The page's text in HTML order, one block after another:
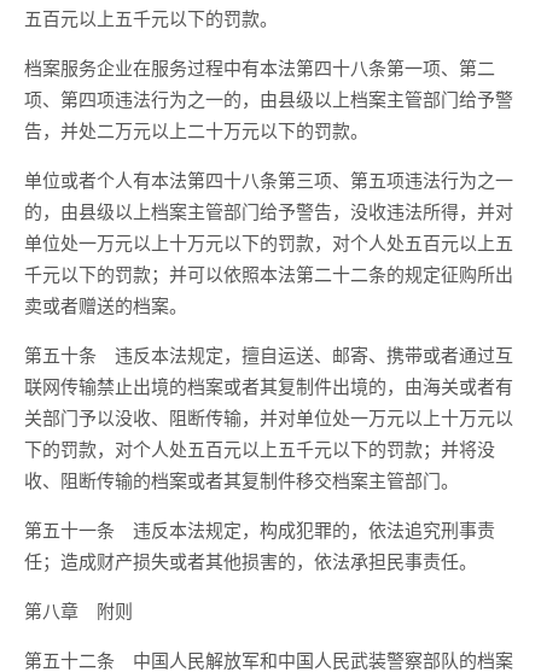
五百元以上五千元以下的罚款。
档案服务企业在服务过程中有本法第四十八条第一项、第二
项、第四项违法行为之一的，由县级以上档案主管部门给予警
告，并处二万元以上二十万元以下的罚款。
单位或者个人有本法第四十八条第三项、第五项违法行为之一
的，由县级以上档案主管部门给予警告，没收违法所得，并对
单位处一万元以上十万元以下的罚款，对个人处五百元以上五
千元以下的罚款；并可以依照本法第二十二条的规定征购所出
卖或者赠送的档案。
第五十条 违反本法规定，擅自运送、邮寄、携带或者通过互
联网传输禁止出境的档案或者其复制件出境的，由海关或者有
关部门予以没收、阻断传输，并对单位处一万元以上十万元以
下的罚款，对个人处五百元以上五千元以下的罚款；并将没
收、阻断传输的档案或者其复制件移交档案主管部门。
第五十一条 违反本法规定，构成犯罪的，依法追究刑事责
任；造成财产损失或者其他损害的，依法承担民事责任。
第八章 附则
第五十二条 中国人民解放军和中国人民武装警察部队的档案